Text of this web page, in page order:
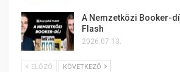
A Nemzetközi Booker-
Flash
2026.07.13.
ELŐZŐ KÖVETKEZŐ